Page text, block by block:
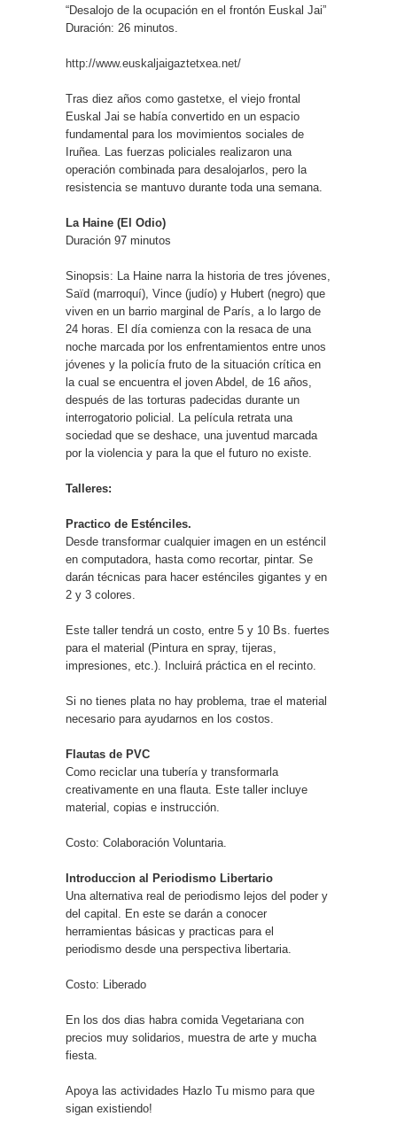
“Desalojo de la ocupación en el frontón Euskal Jai”
Duración: 26 minutos.
http://www.euskaljaigaztetxea.net/
Tras diez años como gastetxe, el viejo frontal
Euskal Jai se había convertido en un espacio
fundamental para los movimientos sociales de
Iruñea. Las fuerzas policiales realizaron una
operación combinada para desalojarlos, pero la
resistencia se mantuvo durante toda una semana.
La Haine (El Odio)
Duración 97 minutos
Sinopsis: La Haine narra la historia de tres jóvenes,
Saïd (marroquí), Vince (judío) y Hubert (negro) que
viven en un barrio marginal de París, a lo largo de
24 horas. El día comienza con la resaca de una
noche marcada por los enfrentamientos entre unos
jóvenes y la policía fruto de la situación crítica en
la cual se encuentra el joven Abdel, de 16 años,
después de las torturas padecidas durante un
interrogatorio policial. La película retrata una
sociedad que se deshace, una juventud marcada
por la violencia y para la que el futuro no existe.
Talleres:
Practico de Esténciles.
Desde transformar cualquier imagen en un esténcil
en computadora, hasta como recortar, pintar. Se
darán técnicas para hacer esténciles gigantes y en
2 y 3 colores.
Este taller tendrá un costo, entre 5 y 10 Bs. fuertes
para el material (Pintura en spray, tijeras,
impresiones, etc.). Incluirá práctica en el recinto.
Si no tienes plata no hay problema, trae el material
necesario para ayudarnos en los costos.
Flautas de PVC
Como reciclar una tubería y transformarla
creativamente en una flauta. Este taller incluye
material, copias e instrucción.
Costo: Colaboración Voluntaria.
Introduccion al Periodismo Libertario
Una alternativa real de periodismo lejos del poder y
del capital. En este se darán a conocer
herramientas básicas y practicas para el
periodismo desde una perspectiva libertaria.
Costo: Liberado
En los dos dias habra comida Vegetariana con
precios muy solidarios, muestra de arte y mucha
fiesta.
Apoya las actividades Hazlo Tu mismo para que
sigan existiendo!